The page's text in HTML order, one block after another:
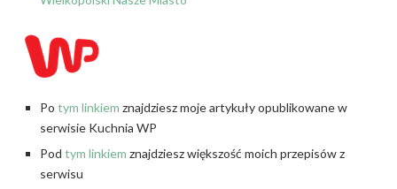
Po tym linkiem znajdziesz moje artykuły opublikowane w
serwisie Kuchnia WP
Pod tym linkiem znajdziesz większość moich przepisów z
serwisu